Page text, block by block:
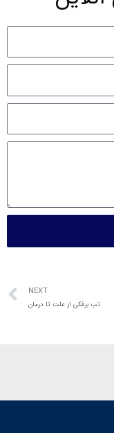
NEXT
تب برفکی از علت تا درمان